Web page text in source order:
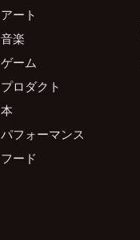
アート
音楽
ゲーム
プロダクト
本
パフォーマンス
フード